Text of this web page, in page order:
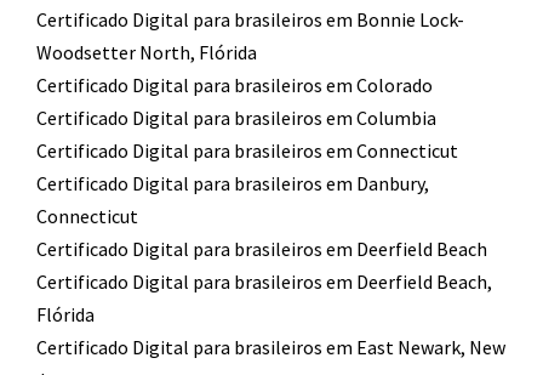
Certificado Digital para brasileiros em Bonnie Lock-
Woodsetter North, Flórida
Certificado Digital para brasileiros em Colorado
Certificado Digital para brasileiros em Columbia
Certificado Digital para brasileiros em Connecticut
Certificado Digital para brasileiros em Danbury,
Connecticut
Certificado Digital para brasileiros em Deerfield Beach
Certificado Digital para brasileiros em Deerfield Beach,
Flórida
Certificado Digital para brasileiros em East Newark, New